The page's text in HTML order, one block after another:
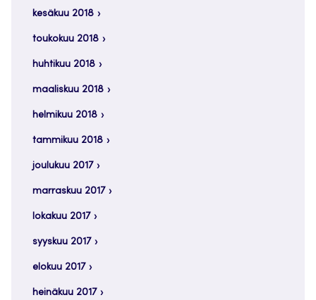
kesäkuu 2018
toukokuu 2018
huhtikuu 2018
maaliskuu 2018
helmikuu 2018
tammikuu 2018
joulukuu 2017
marraskuu 2017
lokakuu 2017
syyskuu 2017
elokuu 2017
heinäkuu 2017